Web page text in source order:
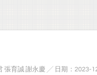
張育誠 謝永慶 ╱ 日期：2023-